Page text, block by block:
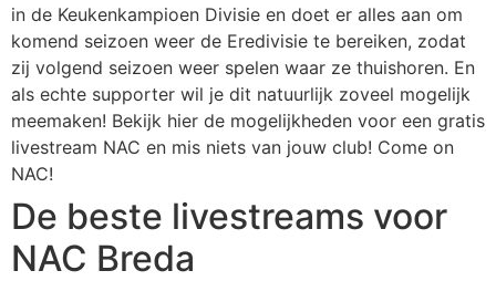
in de Keukenkampioen Divisie en doet er alles aan om
komend seizoen weer de Eredivisie te bereiken, zodat
zij volgend seizoen weer spelen waar ze thuishoren. En
als echte supporter wil je dit natuurlijk zoveel mogelijk
meemaken! Bekijk hier de mogelijkheden voor een gratis
livestream NAC en mis niets van jouw club! Come on
NAC!
De beste livestreams voor
NAC Breda